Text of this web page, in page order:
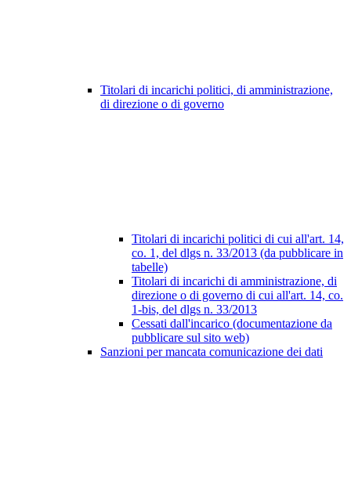
Titolari di incarichi politici, di amministrazione,
di direzione o di governo
Titolari di incarichi politici di cui all'art. 14,
co. 1, del dlgs n. 33/2013 (da pubblicare in
tabelle)
Titolari di incarichi di amministrazione, di
direzione o di governo di cui all'art. 14, co.
1-bis, del dlgs n. 33/2013
Cessati dall'incarico (documentazione da
pubblicare sul sito web)
Sanzioni per mancata comunicazione dei dati